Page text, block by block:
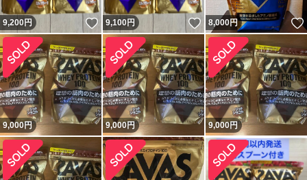
9,200円 いいね！
9,100円 いいね！
8,000円
9,000円 9,000円 9,000円